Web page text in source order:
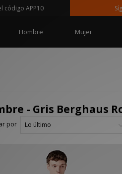
APP10
Hombre Mujer
- Gris Berghaus
por